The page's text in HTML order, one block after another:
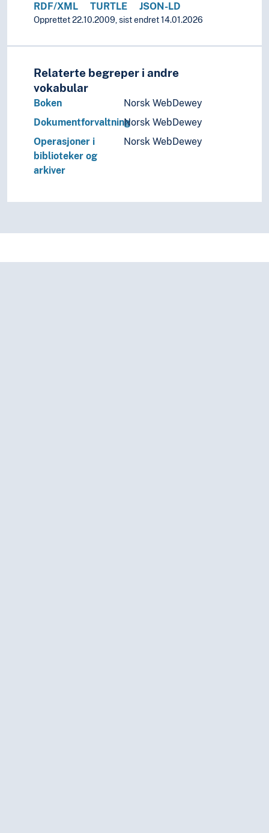
RDF/XML TURTLE JSON-LD
Opprettet 22.10.2009, sist endret 14.01.2026
Relaterte begreper i andre
vokabular
Boken
Norsk WebDewey
DokumentforvaltningNorsk WebDewey
Operasjoner i
biblioteker og
arkiver
Norsk WebDewey